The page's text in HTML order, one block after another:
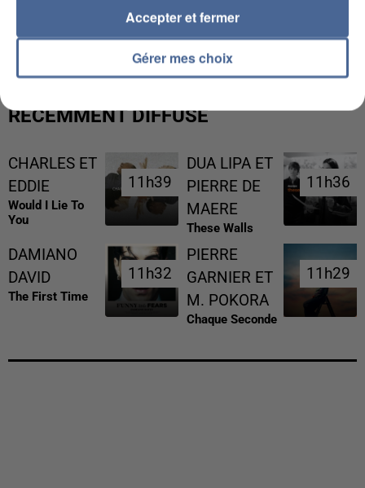
L’UN DES FONDATEURS SUPPOSÉS DE LA DZ
MAFIA INTERPELLÉ EN ALGÉRIE
RÉCEMMENT DIFFUSÉ
CHARLES ET
EDDIE
Would I Lie To
You
11h39
11h39
DUA LIPA ET
PIERRE DE
MAERE
These Walls
11h36
11h36
DAMIANO
DAVID
The First Time
11h32
11h32
PIERRE
GARNIER ET
M. POKORA
Chaque Seconde
11h29
11h29
Gérer mes choix
Accepter et fermer